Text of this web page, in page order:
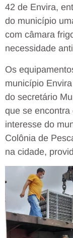
42 de Envira,
do município
com câmara
necessidade
Os
município
do secretário
que se
interesse do
Colônia de
na cidade,